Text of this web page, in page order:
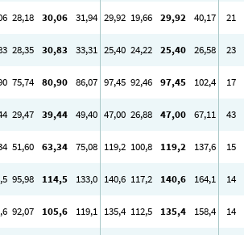
28,18 30,06 31,94 29,92 19,66 29,92 40,17
21
28,35 30,83 33,31 25,40 24,22 25,40 26,58
23
75,74 80,90 86,07 97,45 92,46 97,45 102,4
17
29,47 39,44 49,40 47,00 26,88 47,00 67,11
43
51,60 63,34 75,08 119,2 100,8 119,2 137,6
15
,5 95,98 114,5 133,0 140,6 117,2 140,6 164,1
14
,6 92,07 105,6 119,1 135,4 112,5 135,4 158,4
14